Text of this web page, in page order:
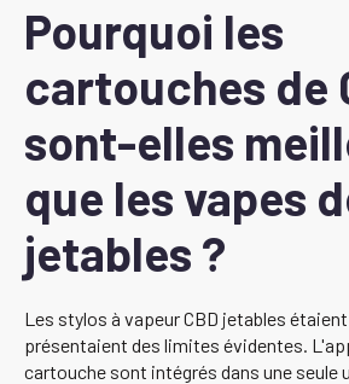
Pourquoi les
cartouches de
sont-elles
que les vapes
jetables ?
Les stylos à vapeur CBD jetables
présentaient des limites évidentes.
cartouche sont intégrés dans une seule